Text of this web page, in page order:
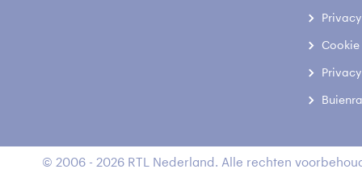
© 2006 - 2026 RTL Nederland. Alle rechten